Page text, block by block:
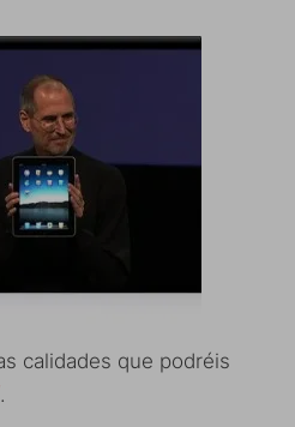
calidades que podréis
.